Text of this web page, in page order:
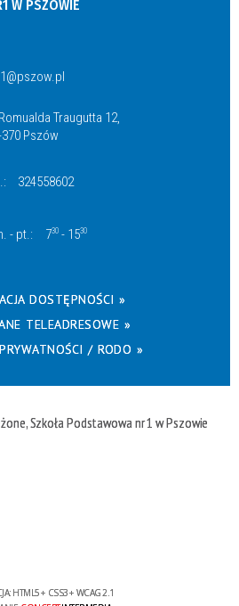
W PSZOWIE
Traugutta 12,
Pszów
324558602
- pt.: 730 - 1530
DOSTĘPNOŚCI »
TELEADRESOWE »
/ RODO »
Szkoła Podstawowa nr 1 w Pszowie
HTML5+ CSS3+ WCAG 2.1